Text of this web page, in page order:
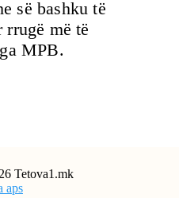
së bashku të
më të
MPB.
Tetova1.mk
aps